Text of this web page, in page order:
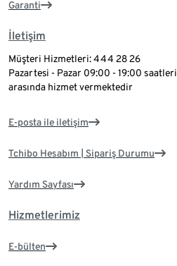
Garanti
İletişim
Müşteri Hizmetleri: 444 28 26
Pazartesi - Pazar 09:00 - 19:00 saatleri
arasında hizmet vermektedir
E-posta ile iletişim
Tchibo Hesabım | Sipariş Durumu
Yardım Sayfası
Hizmetlerimiz
E-bülten